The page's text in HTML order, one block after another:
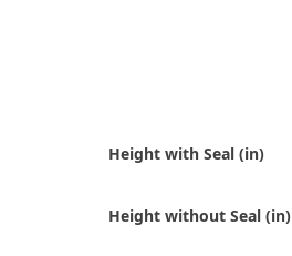
Height with Seal (in)
Height without Seal (in)